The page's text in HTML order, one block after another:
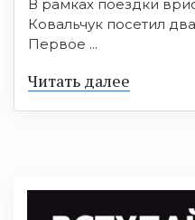
В рамках поездки
Ковальчук посетил
Первое ...
Читать далее